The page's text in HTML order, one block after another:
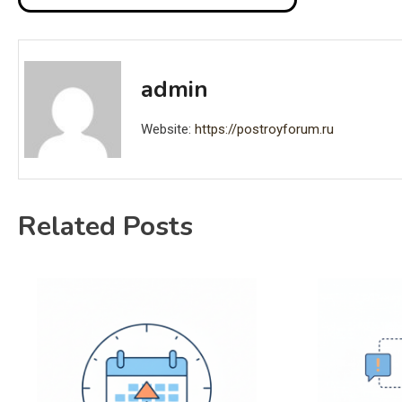
navigation
admin
Website: https://postroyforum.ru
Related Posts